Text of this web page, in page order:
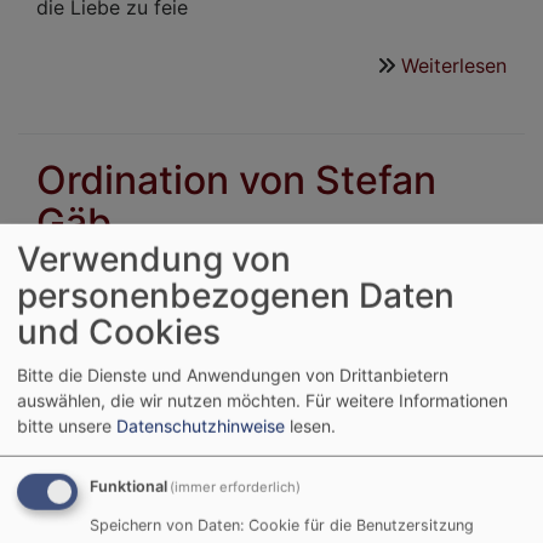
die Liebe zu feie
Weiterlesen
Ordination von Stefan
Gäb
Am Sonntag, dem 8.
März 2026, wurde
Kirche Lendershausen
ordiniert. Nach dem
Ende seines Vikariats
in Ermershausen und
unseres Dekanats tritt
Verwendung von
personenbezogenen Daten
und Cookies
Bitte die Dienste und Anwendungen von Drittanbietern
auswählen, die wir nutzen möchten. Für weitere Informationen
bitte unsere Datenschutzhinweise lesen.
Funktional (immer erforderlich)
Speichern von Daten: Cookie für die Benutzersitzung